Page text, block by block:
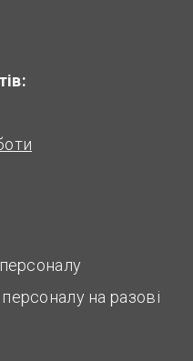
на разові